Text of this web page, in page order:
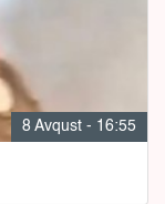
8 Avqust - 16:55